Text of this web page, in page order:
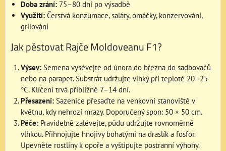
Doba zrání: 75–80 dní po výsadbě
Využití: Čerstvá konzumace, saláty, omáčky, konzervování,
grilování
Jak pěstovat Rajče Moldoveanu F1?
Výsev: Semena vysévejte od února do března do sadbovačů
nebo na parapet. Substrát udržujte vlhký při teplotě 20–25
°C. Klíčení trvá přibližně 7–14 dní.
Přesazení: Sazenice přesaďte na venkovní stanoviště v
květnu, kdy nehrozí mrazy. Doporučený spon: 50 × 50 cm.
Péče: Pravidelně zalévejte, půdu udržujte rovnoměrně
vlhkou. Přihnojujte hnojivy bohatými na draslík a fosfor.
Upevněte rostliny k opoře a vyštipujte postranní výhony.